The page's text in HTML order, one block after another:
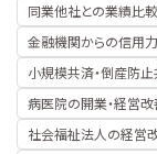
同業他社との業績比較
金融機関からの信用
小規模共済・倒産防
病医院の開業・経営改
社会福祉法人の経営